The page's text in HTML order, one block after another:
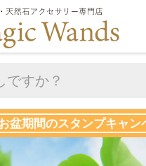
盆期間のスタンプキャン